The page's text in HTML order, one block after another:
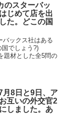
のスターバッ
じめて店を出
た。どこの国
バックス社はある
国でしょう?)
題材とした全5問の
月8日と9日、ア
互いの外交官2
しました。あ